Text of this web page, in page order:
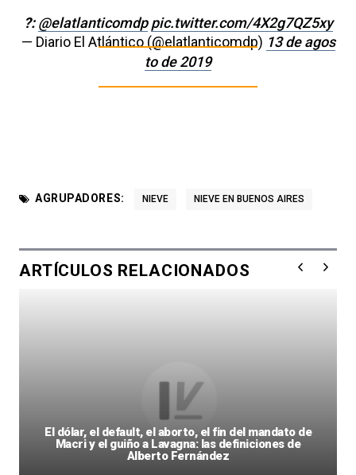
?:@elatlanticomdp pic.twitter.com/4X2g7QZ5xy
— Diario El Atlántico (@elatlanticomdp) 13 de agos
to de 2019
AGRUPADORES: NIEVE NIEVE EN BUENOS AIRES
ARTÍCULOS RELACIONADOS
El dólar, el default, el aborto, el fin del mandato de
Macri y el guiño a Lavagna: las definiciones de
Alberto Fernández